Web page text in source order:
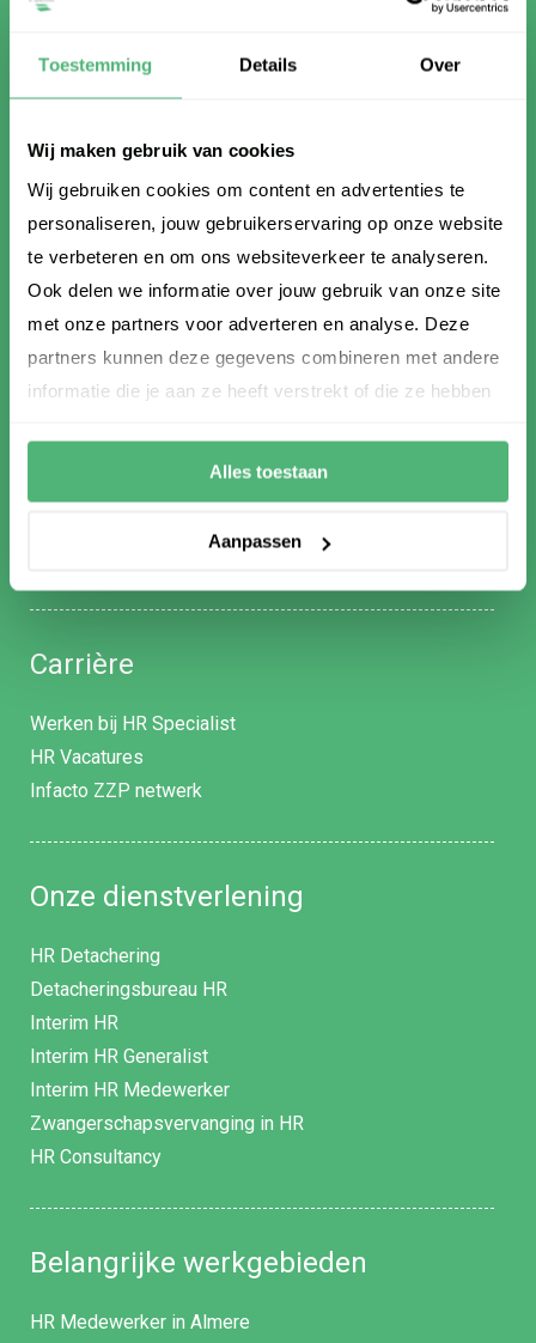
Toestemming Details Over
Wij maken gebruik van cookies
Wij gebruiken cookies om content en advertenties te
personaliseren, jouw gebruikerservaring op onze website
te verbeteren en om ons websiteverkeer te analyseren.
Ook delen we informatie over jouw gebruik van onze site
met onze partners voor adverteren en analyse. Deze
partners kunnen deze gegevens combineren met andere
informatie die je aan ze heeft verstrekt of die ze hebben
Alles toestaan
Aanpassen
info@hrspecialist.nl
Infacto | HR Specialist
Wie zijn wij
Maatschappelijk verantwoord
SNA-keurmerk
Carrière
Werken bij HR Specialist
HR Vacatures
Infacto ZZP netwerk
Onze dienstverlening
HR Detachering
Detacheringsbureau HR
Interim HR
Interim HR Generalist
Interim HR Medewerker
Zwangerschapsvervanging in HR
HR Consultancy
Belangrijke werkgebieden
HR Medewerker in Almere